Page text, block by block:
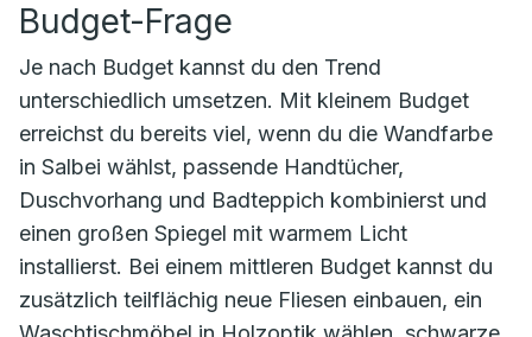
Budget-Frage
Je nach Budget kannst du den Trend
unterschiedlich umsetzen. Mit kleinem Budget
erreichst du bereits viel, wenn du die Wandfarbe
in Salbei wählst, passende Handtücher,
Duschvorhang und Badteppich kombinierst und
einen großen Spiegel mit warmem Licht
installierst. Bei einem mittleren Budget kannst du
zusätzlich teilflächig neue Fliesen einbauen, ein